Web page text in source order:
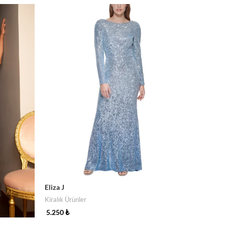
Eliza J
Kiralık Ürünler
5.250₺